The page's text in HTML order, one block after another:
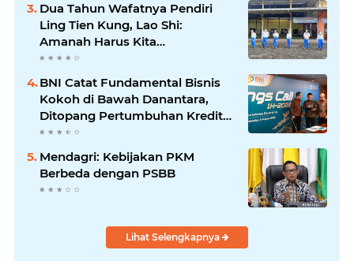
Dua Tahun Wafatnya Pendiri
Ling Tien Kung, Lao Shi:
Amanah Harus Kita
Laksanakan!
BNI Catat Fundamental Bisnis
Kokoh di Bawah Danantara,
Ditopang Pertumbuhan Kredit
dan Kualitas Aset
Mendagri: Kebijakan PKM
Berbeda dengan PSBB
Lihat Selengkapnya